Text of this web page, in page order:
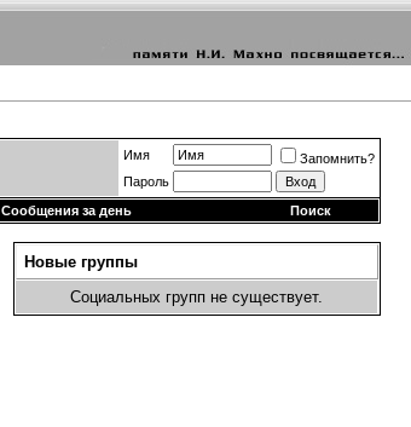
Имя
Запомнить?
Пароль
Сообщения за день Поиск
Новые группы
Социальных групп не существует.